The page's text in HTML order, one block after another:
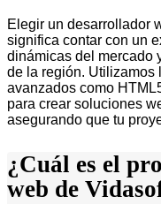
Elegir un desarrollador
significa contar con un
dinámicas del mercado
de la región. Utilizamos
avanzados como
para crear soluciones
asegurando que tu
¿Cuál es el
web de